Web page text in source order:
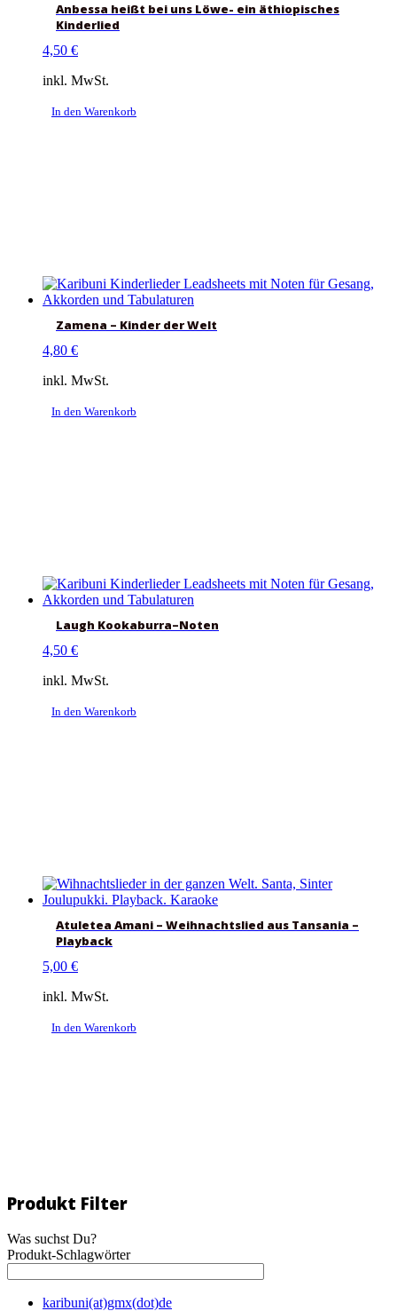
Anbessa heißt bei uns Löwe- ein äthiopisches
Kinderlied
4,50 €
inkl. MwSt.
In den Warenkorb
Zamena – Kinder der Welt
4,80 €
inkl. MwSt.
In den Warenkorb
Laugh Kookaburra–Noten
4,50 €
inkl. MwSt.
In den Warenkorb
Atuletea Amani – Weihnachtslied aus Tansania –
Playback
5,00 €
inkl. MwSt.
In den Warenkorb
Produkt Filter
Was suchst Du?
Produkt-Schlagwörter
karibuni(at)gmx(dot)de